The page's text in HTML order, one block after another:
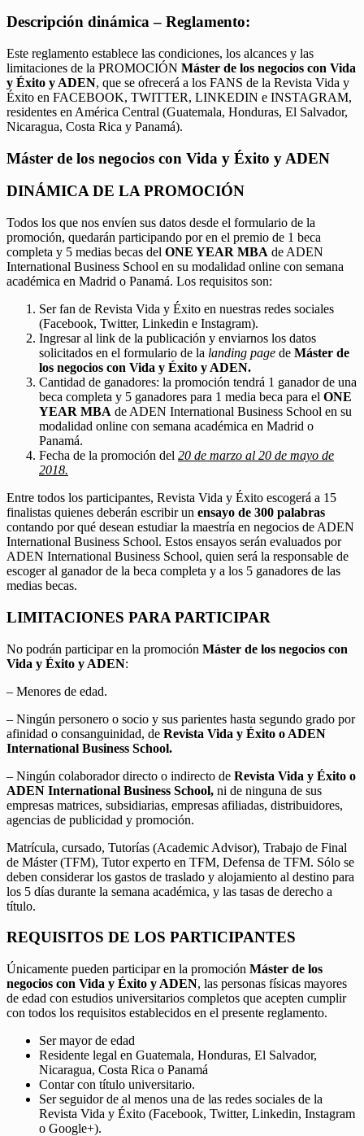
Descripción dinámica – Reglamento:
Este reglamento establece las condiciones, los alcances y las
limitaciones de la PROMOCIÓN Máster de los negocios con Vida
y Éxito y ADEN, que se ofrecerá a los FANS de la Revista Vida y
Éxito en FACEBOOK, TWITTER, LINKEDIN e INSTAGRAM,
residentes en América Central (Guatemala, Honduras, El Salvador,
Nicaragua, Costa Rica y Panamá).
Máster de los negocios con Vida y Éxito y ADEN
DINÁMICA DE LA PROMOCIÓN
Todos los que nos envíen sus datos desde el formulario de la
promoción, quedarán participando por en el premio de 1 beca
completa y 5 medias becas del ONE YEAR MBA de ADEN
International Business School en su modalidad online con semana
académica en Madrid o Panamá. Los requisitos son:
Ser fan de Revista Vida y Éxito en nuestras redes sociales
(Facebook, Twitter, Linkedin e Instagram).
Ingresar al link de la publicación y enviarnos los datos
solicitados en el formulario de la landing page de Máster de
los negocios con Vida y Éxito y ADEN.
Cantidad de ganadores: la promoción tendrá 1 ganador de una
beca completa y 5 ganadores para 1 media beca para el ONE
YEAR MBA de ADEN International Business School en su
modalidad online con semana académica en Madrid o
Panamá.
Fecha de la promoción del 20 de marzo al 20 de mayo de
2018.
Entre todos los participantes, Revista Vida y Éxito escogerá a 15
finalistas quienes deberán escribir un ensayo de 300 palabras
contando por qué desean estudiar la maestría en negocios de ADEN
International Business School. Estos ensayos serán evaluados por
ADEN International Business School, quien será la responsable de
escoger al ganador de la beca completa y a los 5 ganadores de las
medias becas.
LIMITACIONES PARA PARTICIPAR
No podrán participar en la promoción Máster de los negocios con
Vida y Éxito y ADEN:
– Menores de edad.
– Ningún personero o socio y sus parientes hasta segundo grado por
afinidad o consanguinidad, de Revista Vida y Éxito o ADEN
International Business School.
– Ningún colaborador directo o indirecto de Revista Vida y Éxito o
ADEN International Business School, ni de ninguna de sus
empresas matrices, subsidiarias, empresas afiliadas, distribuidores,
agencias de publicidad y promoción.
Matrícula, cursado, Tutorías (Academic Advisor), Trabajo de Final
de Máster (TFM), Tutor experto en TFM, Defensa de TFM. Sólo se
deben considerar los gastos de traslado y alojamiento al destino para
los 5 días durante la semana académica, y las tasas de derecho a
título.
REQUISITOS DE LOS PARTICIPANTES
Únicamente pueden participar en la promoción Máster de los
negocios con Vida y Éxito y ADEN, las personas físicas mayores
de edad con estudios universitarios completos que acepten cumplir
con todos los requisitos establecidos en el presente reglamento.
Ser mayor de edad
Residente legal en Guatemala, Honduras, El Salvador,
Nicaragua, Costa Rica o Panamá
Contar con título universitario.
Ser seguidor de al menos una de las redes sociales de la
Revista Vida y Éxito (Facebook, Twitter, Linkedin, Instagram
o Google+).